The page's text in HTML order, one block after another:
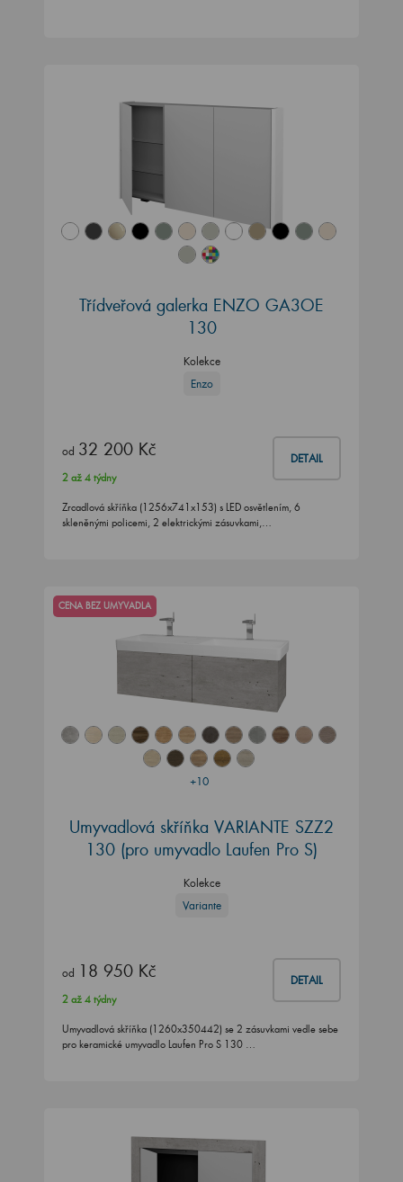
Třídveřová galerka ENZO GA3OE
130
Kolekce
Enzo
od 32 200 Kč DETAIL
2 až 4 týdny
Zrcadlová skříňka (1256x741x153) s LED osvětlením, 6
skleněnými policemi, 2 elektrickými zásuvkami,…
+10
CENA BEZ UMYVADLA
Umyvadlová skříňka VARIANTE SZZ2
130 (pro umyvadlo Laufen Pro S)
Kolekce
Variante
od 18 950 Kč DETAIL
2 až 4 týdny
Umyvadlová skříňka (1260x350442) se 2 zásuvkami vedle sebe
pro keramické umyvadlo Laufen Pro S 130 …